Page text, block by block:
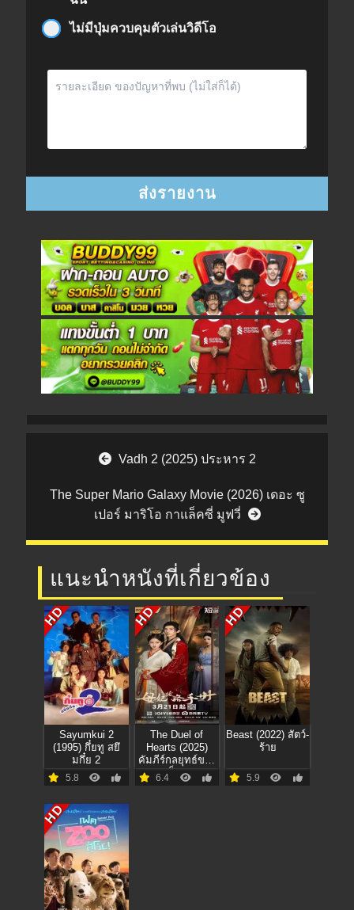
ไม่มีปุ่มควบคุมตัวเล่นวิดีโอ
Post navigation
Vadh 2 (2025) ประหาร 2
The Super Mario Galaxy Movie (2026) เดอะ ซู
เปอร์ มาริโอ กาแล็คซี่ มูฟวี่
แนะนำหนังที่เกี่ยวข้อง
HD
Sayumkui 2
(1995) กึ๋ยทู สยึ
มกึ๋ย 2
5.8
HD
The Duel of
Hearts (2025)
คัมภีร์กลยุทธ์ของ
เสด็จแม่
6.4
HD
Beast (2022) สัตว์-
ร้าย
5.9
HD